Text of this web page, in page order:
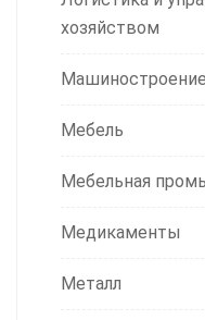
хозяйством
Мебель
Мебельная
Медикаменты
Металл